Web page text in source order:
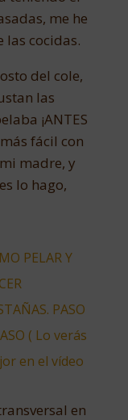
me he
las cocidas.
del cole,
las
¡ANTES
más fácil con
madre, y
lo hago,
PELAR Y
PASO
( Lo verás
en el vídeo
en